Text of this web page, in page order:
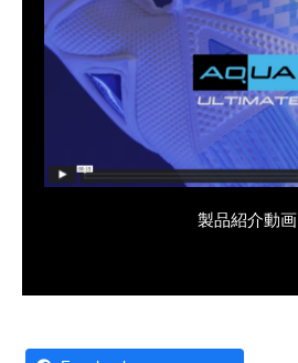
製品紹介動画